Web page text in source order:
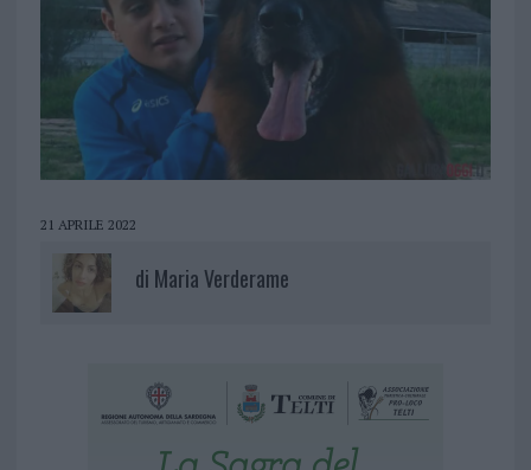
21 APRILE 2022
di Maria Verderame